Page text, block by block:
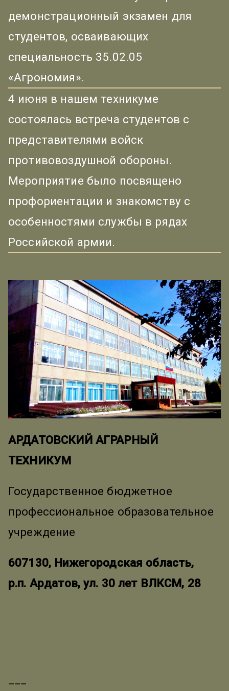
демонстрационный экзамен для
студентов, осваивающих
специальность 35.02.05
«Агрономия».
4 июня в нашем техникуме
состоялась встреча студентов с
представителями войск
противовоздушной обороны.
Мероприятие было посвящено
профориентации и знакомству с
особенностями службы в рядах
Российской армии.
АРДАТОВСКИЙ АГРАРНЫЙ
ТЕХНИКУМ
Государственное бюджетное
профессиональное образовательное
учреждение
607130, Нижегородская область,
р.п. Ардатов, ул. 30 лет ВЛКСМ, 28